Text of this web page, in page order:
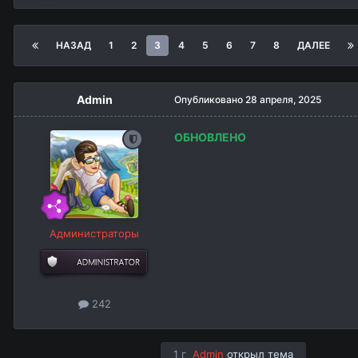
НАЗАД 1 2 3 4 5 6 7 8 ДАЛЕЕ
Admin
Администраторы
242
Опубликовано 28 апреля, 2025
ОБНОВЛЕНО
1 г Admin открыл тема